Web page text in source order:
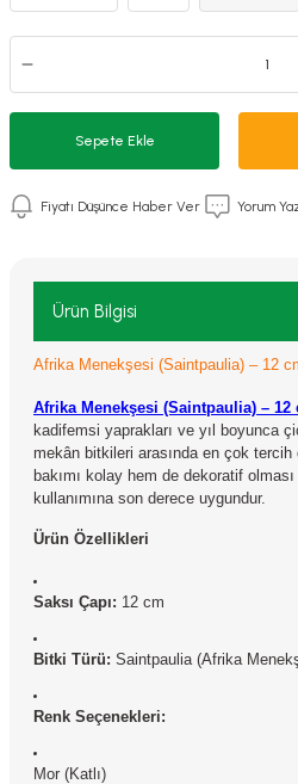
Sepete Ekle
Fiyatı Düşünce Haber Ver Yorum
Ürün Bilgisi
Afrika Menekşesi (Saintpaulia) – 12
Afrika Menekşesi (Saintpaulia) – 12
kadifemsi yaprakları ve yıl boyunca
mekân bitkileri arasında en çok
bakımı kolay hem de dekoratif
kullanımına son derece uygundur.
Ürün Özellikleri
Saksı Çapı: 12 cm
Bitki Türü: Saintpaulia (Afrika
Renk Seçenekleri:
Mor (Katlı)